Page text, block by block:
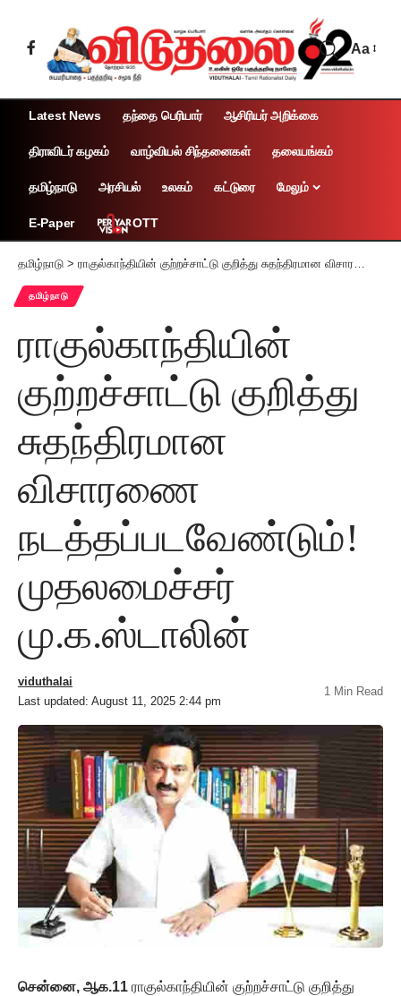
Aa
Latest News தந்தை பெரியார் ஆசிரியர் அறிக்கை
திராவிடர் கழகம் வாழ்வியல் சிந்தனைகள் தலையங்கம்
தமிழ்நாடு அரசியல் உலகம் கட்டுரை மேலும்
E-Paper OTT
தமிழ்நாடு > ராகுல்காந்தியின் குற்றச்சாட்டு குறித்து சுதந்திரமான விசாரணை நடத்தப்படவேண்டும்! முதலமைச்சர் மு.க.ஸ்டாலின்
தமிழ்நாடு
ராகுல்காந்தியின்
குற்றச்சாட்டு குறித்து
சுதந்திரமான
விசாரணை
நடத்தப்படவேண்டும்!
முதலமைச்சர்
மு.க.ஸ்டாலின்
Last updated: August 11, 2025 2:44 pm
viduthalai
1 Min Read
சென்னை, ஆக.11 ராகுல்காந்தியின் குற்றச்சாட்டு குறித்து